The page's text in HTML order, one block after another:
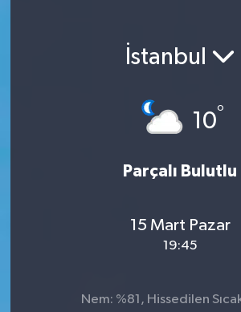
İstanbul
10°
Parçalı Bulutlu
15 Mart Pazar
19:45
Nem: %81, Hissedilen